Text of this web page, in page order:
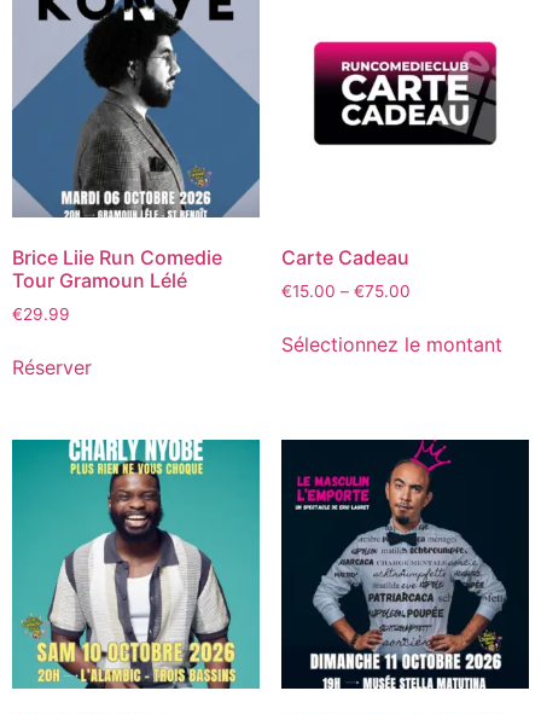
Brice Liie Run Comedie
Tour Gramoun Lélé
€29.99
Réserver
Carte Cadeau
€15.00 – €75.00
Sélectionnez le montant